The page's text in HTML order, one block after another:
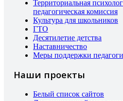
Территориальная
педагогическая комиссия
Культура для школьников
ГТО
Десятилетие детства
Наставничество
Меры поддержки
Наши проекты
Белый список сайтов